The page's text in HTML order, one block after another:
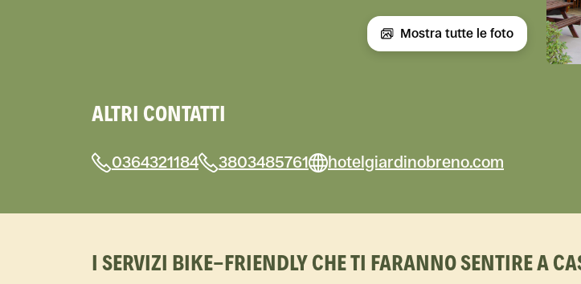
Mostra tutte le foto
ALTRI CONTATTI
0364321184 3803485761 hotelgiardinobreno.com
I SERVIZI BIKE-FRIENDLY CHE TI FARANNO SENTIRE A